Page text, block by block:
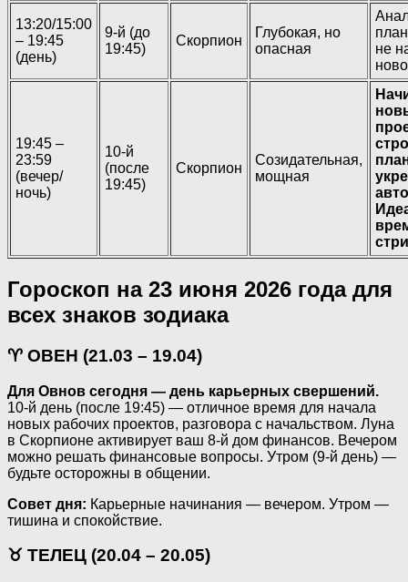
13:20/15:00
– 19:45
(день)
9-й (до
19:45)
Скорпион
Глубокая, но
опасная
не
19:45 –
23:59
(вечер/
ночь)
10-й
(после
19:45)
Скорпион
Созидательная,
мощная
Гороскоп на 23 июня 2026 года для
всех знаков зодиака
♈ ОВЕН (21.03 – 19.04)
Для Овнов сегодня — день карьерных свершений.
10-й день (после 19:45) — отличное время для начала
новых рабочих проектов, разговора с начальством. Луна
в Скорпионе активирует ваш 8-й дом финансов. Вечером
можно решать финансовые вопросы. Утром (9-й день) —
будьте осторожны в общении.
Совет дня: Карьерные начинания — вечером. Утром —
тишина и спокойствие.
♉ ТЕЛЕЦ (20.04 – 20.05)